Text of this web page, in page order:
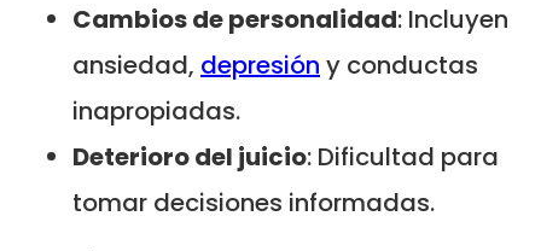
Cambios de personalidad: Incluyen
ansiedad, depresión y conductas
inapropiadas.
Deterioro del juicio: Dificultad para
tomar decisiones informadas.